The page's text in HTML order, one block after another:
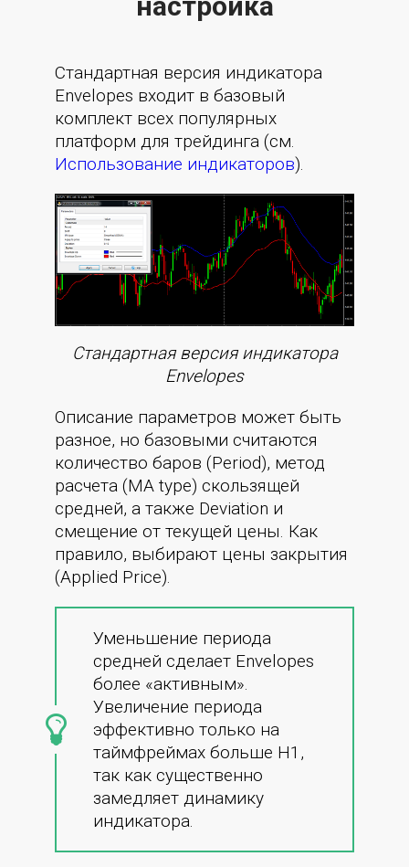
Стандартная версия индикатора
Envelopes входит в базовый
комплект всех популярных
платформ для трейдинга (см.
Использование индикаторов).
Стандартная версия индикатора
Envelopes
Описание параметров может быть
разное, но базовыми считаются
количество баров (Period), метод
расчета (MA type) скользящей
средней, а также Deviation и
смещение от текущей цены. Как
правило, выбирают цены закрытия
(Applied Price).
Уменьшение периода
средней сделает Envelopes
более «активным».
Увеличение периода
эффективно только на
таймфреймах больше Н1,
так как существенно
замедляет динамику
индикатора.